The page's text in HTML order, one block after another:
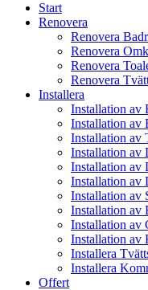
Start
Renovera
Renovera
Renovera
Renovera
Renovera
Installera
Installation av
Installation av
Installation av
Installation av
Installation av
Installation av
Installation av
Installation av
Installation av
Installation av
Installera
Installera
Offert